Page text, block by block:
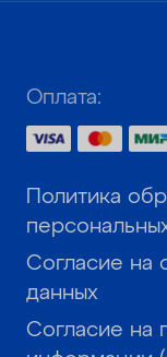
Оплата:
Политика
Согласие на
данных
Согласие на